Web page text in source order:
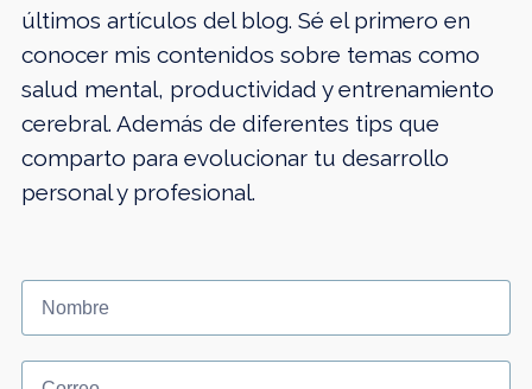
últimos artículos del blog. Sé el primero en
conocer mis contenidos sobre temas como
salud mental, productividad y entrenamiento
cerebral. Además de diferentes tips que
comparto para evolucionar tu desarrollo
personal y profesional.